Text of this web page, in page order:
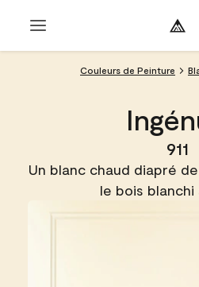
Couleurs de Peinture
911
Un blanc chaud diapré
le bois blanchi